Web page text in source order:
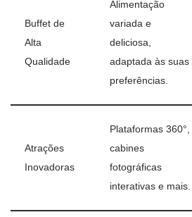
Buffet de
Alta
Qualidade
Alimentação
variada e
deliciosa,
adaptada às suas
preferências.
Atrações
Inovadoras
Plataformas 360°,
cabines
fotográficas
interativas e mais.